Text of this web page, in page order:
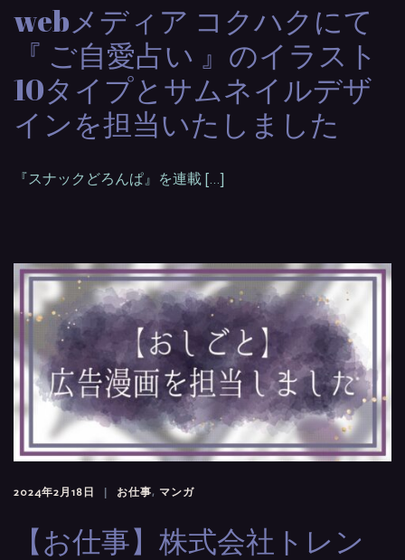
webメディア コクハクにて
『 ご自愛占い 』のイラスト
10タイプとサムネイルデザ
インを担当いたしました
『スナックどろんぱ』を連載 […]
2024年2月18日 お仕事, マンガ
【お仕事】株式会社トレン